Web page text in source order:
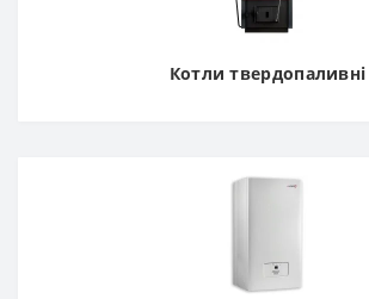
Котли твердопаливні